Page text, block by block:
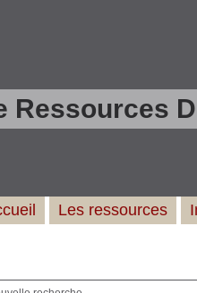
Ressources
Les ressources